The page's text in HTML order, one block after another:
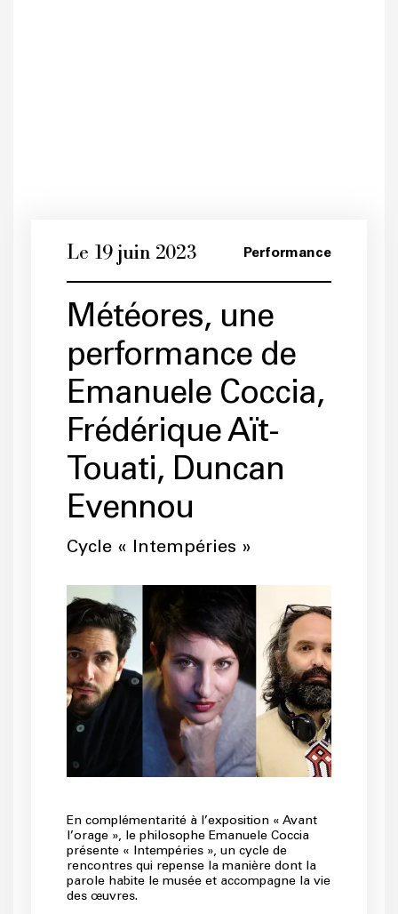
Le 19 juin 2023 Performance
Météores, une
performance de
Emanuele Coccia,
Frédérique Aït-
Touati, Duncan
Evennou
Cycle « Intempéries »
En complémentarité à l’exposition « Avant
l’orage », le philosophe Emanuele Coccia
présente « Intempéries », un cycle de
rencontres qui repense la manière dont la
parole habite le musée et accompagne la vie
des œuvres.